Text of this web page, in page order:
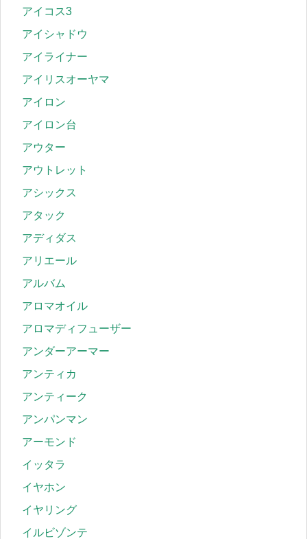
アイコス3
アイシャドウ
アイライナー
アイリスオーヤマ
アイロン
アイロン台
アウター
アウトレット
アシックス
アタック
アディダス
アリエール
アルバム
アロマオイル
アロマディフューザー
アンダーアーマー
アンティカ
アンティーク
アンパンマン
アーモンド
イッタラ
イヤホン
イヤリング
イルビゾンテ